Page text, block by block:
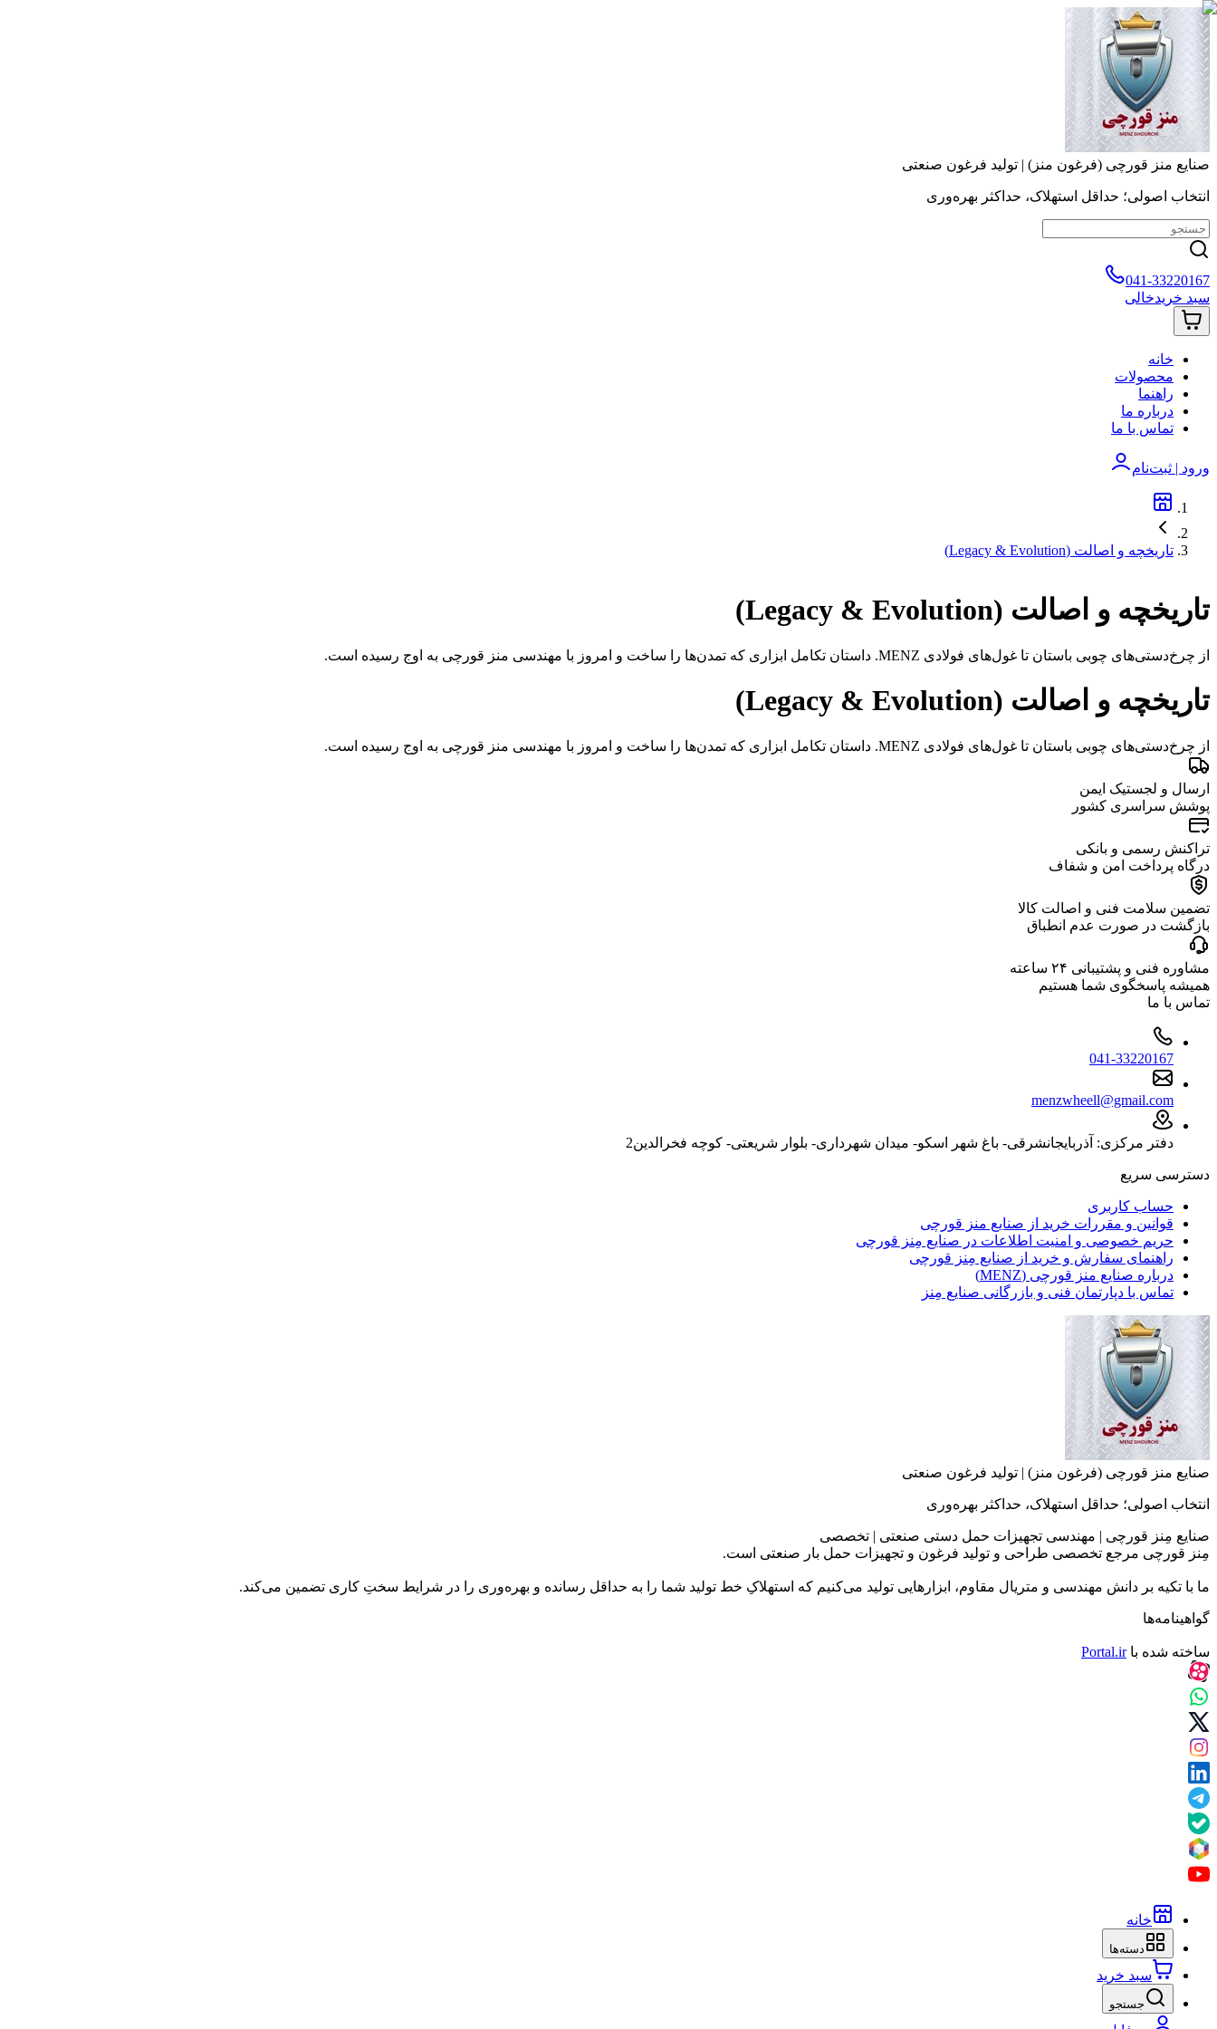
صنایع منز قورچی (فرغون منز) | تولید فرغون صنعتی
انتخاب اصولی؛ حداقل استهلاک، حداکثر بهره‌وری
041-33220167
سبد خریدخالی
خانه
محصولات
راهنما
درباره ما
تماس با ما
ورود | ثبت‌نام
تاریخچه و اصالت (Legacy & Evolution)
تاریخچه و اصالت (Legacy & Evolution)
از چرخ‌دستی‌های چوبی باستان تا غول‌های فولادی MENZ. داستان تکامل ابزاری که تمدن‌ها را ساخت و امروز با مهندسی منز قورچی به اوج رسیده است.
تاریخچه و اصالت (Legacy & Evolution)
از چرخ‌دستی‌های چوبی باستان تا غول‌های فولادی MENZ. داستان تکامل ابزاری که تمدن‌ها را ساخت و امروز با مهندسی منز قورچی به اوج رسیده است.
ارسال و لجستیک ایمن
پوشش سراسری کشور
تراکنش رسمی و بانکی
درگاه پرداخت امن و شفاف
تضمین سلامت فنی و اصالت کالا
بازگشت در صورت عدم انطباق
مشاوره فنی و پشتیبانی ۲۴ ساعته
همیشه پاسخگوی شما هستیم
تماس با ما
041-33220167
menzwheell@gmail.com
دفتر مرکزی: آذربایجانشرقی- باغ شهر اسکو- میدان شهرداری- بلوار شریعتی- کوچه فخرالدین2
دسترسی سریع
حساب کاربری
قوانین و مقررات خرید از صنایع منز قورچی
حریم خصوصی و امنیت اطلاعات در صنایع مِنز قورچی
راهنمای سفارش و خرید از صنایع مِنز قورچی
درباره صنایع منز قورچی (MENZ)
تماس با دپارتمان فنی و بازرگانی صنایع مِنز
صنایع منز قورچی (فرغون منز) | تولید فرغون صنعتی
انتخاب اصولی؛ حداقل استهلاک، حداکثر بهره‌وری
صنایع مِنز قورچی | مهندسی تجهیزات حمل دستی صنعتی | تخصصی
مِنز قورچی مرجع تخصصی طراحی و تولید فرغون و تجهیزات حمل بار صنعتی است.
ما با تکیه بر دانش مهندسی و متریال مقاوم، ابزارهایی تولید می‌کنیم که استهلاکِ خط تولید شما را به حداقل رسانده و بهره‌وری را در شرایط سختِ کاری تضمین می‌کند.
گواهینامه‌ها
ساخته شده باPortal.ir
خانه
دسته‌ها
سبد خرید
جستجو